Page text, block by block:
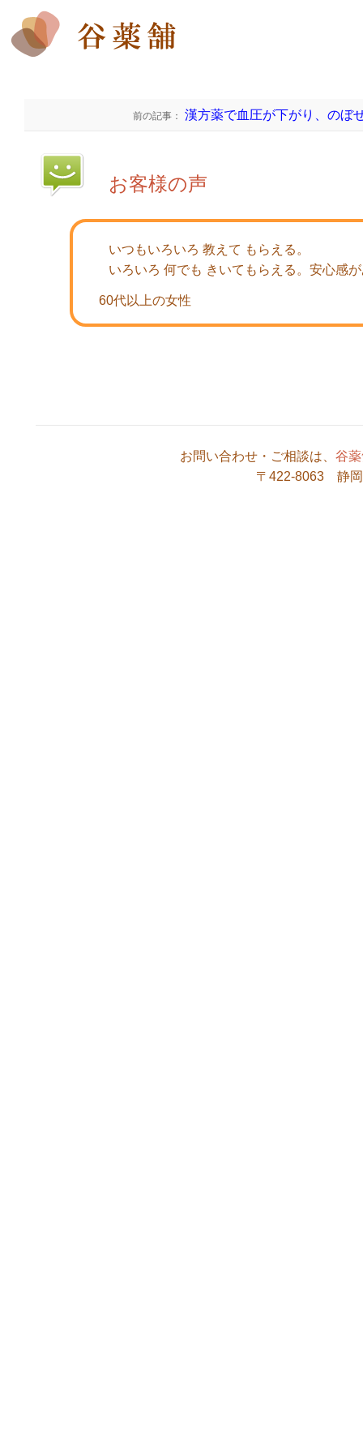
前の記事： 漢方薬で血圧が下がり、のぼ
お客様の声
いつもいろいろ 教えて もらえる。
いろいろ 何でも きいてもらえる。安心感
60代以上の女性
お問い合わせ・ご相談は、 谷
〒422-8063 静岡